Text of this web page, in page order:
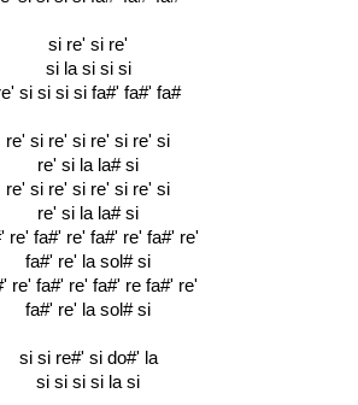
si re' si re'
si la si si si
si si si si fa#' fa#' fa#
re' si re' si re' si re' si
re' si la la# si
re' si re' si re' si re' si
re' si la la# si
re' fa#' re' fa#' re' fa#' re'
fa#' re' la sol# si
re' fa#' re' fa#' re fa#' re'
fa#' re' la sol# si
si si re#' si do#' la
si si si si la si